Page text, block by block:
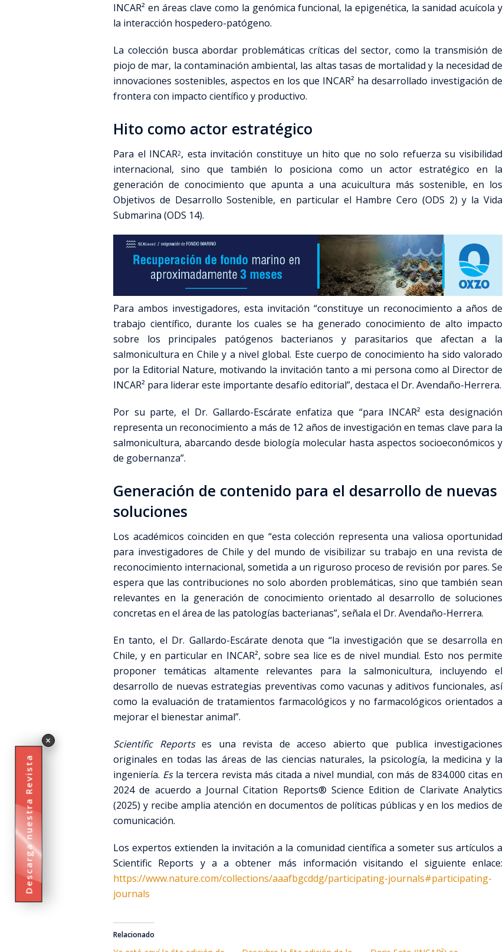
INCAR² en áreas clave como la genómica funcional, la epigenética, la sanidad acuícola y
la interacción hospedero-patógeno.
La colección busca abordar problemáticas críticas del sector, como la transmisión de
piojo de mar, la contaminación ambiental, las altas tasas de mortalidad y la necesidad de
innovaciones sostenibles, aspectos en los que INCAR² ha desarrollado investigación de
frontera con impacto científico y productivo.
Hito como actor estratégico
Para el INCAR2, esta invitación constituye un hito que no solo refuerza su visibilidad
internacional, sino que también lo posiciona como un actor estratégico en la
generación de conocimiento que apunta a una acuicultura más sostenible, en los
Objetivos de Desarrollo Sostenible, en particular el Hambre Cero (ODS 2) y la Vida
Submarina (ODS 14).
Para ambos investigadores, esta invitación “constituye un reconocimiento a años de
trabajo científico, durante los cuales se ha generado conocimiento de alto impacto
sobre los principales patógenos bacterianos y parasitarios que afectan a la
salmonicultura en Chile y a nivel global. Este cuerpo de conocimiento ha sido valorado
por la Editorial Nature, motivando la invitación tanto a mi persona como al Director de
INCAR² para liderar este importante desafío editorial”, destaca el Dr. Avendaño-Herrera.
Por su parte, el Dr. Gallardo-Escárate enfatiza que “para INCAR² esta designación
representa un reconocimiento a más de 12 años de investigación en temas clave para la
salmonicultura, abarcando desde biología molecular hasta aspectos socioeconómicos y
de gobernanza”.
Generación de contenido para el desarrollo de nuevas
soluciones
Los académicos coinciden en que “esta colección representa una valiosa oportunidad
para investigadores de Chile y del mundo de visibilizar su trabajo en una revista de
reconocimiento internacional, sometida a un riguroso proceso de revisión por pares. Se
espera que las contribuciones no solo aborden problemáticas, sino que también sean
relevantes en la generación de conocimiento orientado al desarrollo de soluciones
concretas en el área de las patologías bacterianas”, señala el Dr. Avendaño-Herrera.
En tanto, el Dr. Gallardo-Escárate denota que “la investigación que se desarrolla en
Chile, y en particular en INCAR², sobre sea lice es de nivel mundial. Esto nos permite
proponer temáticas altamente relevantes para la salmonicultura, incluyendo el
desarrollo de nuevas estrategias preventivas como vacunas y aditivos funcionales, así
como la evaluación de tratamientos farmacológicos y no farmacológicos orientados a
mejorar el bienestar animal”.
Scientific Reportses una revista de acceso abierto que publica investigaciones
originales en todas las áreas de las ciencias naturales, la psicología, la medicina y la
ingeniería. Esla tercera revista más citada a nivel mundial, con más de 834.000 citas en
2024 de acuerdo a Journal Citation Reports® Science Edition de Clarivate Analytics
(2025) y recibe amplia atención en documentos de políticas públicas y en los medios de
comunicación.
Los expertos extienden la invitación a la comunidad científica a someter sus artículos a
Scientific Reports y a a obtener más información visitando el siguiente enlace:
https://www.nature.com/collections/aaafbgcddg/participating-journals#participating-
journals
Relacionado
Descarga nuestra Revista
×